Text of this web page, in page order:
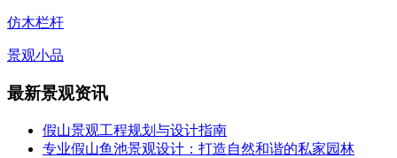
仿木栏杆
景观小品
最新景观资讯
假山景观工程规划与设计指南
专业假山鱼池景观设计：打造自然和谐的私家园林